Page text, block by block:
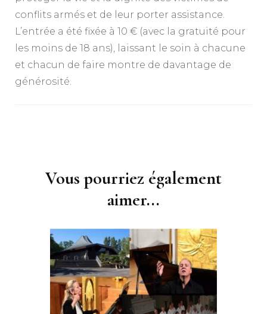
conflits armés et de leur porter assistance.
L’entrée a été fixée à 10 € (avec la gratuité pour
les moins de 18 ans), laissant le soin à chacune
et chacun de faire montre de davantage de
générosité.
Vous pourriez également
aimer...